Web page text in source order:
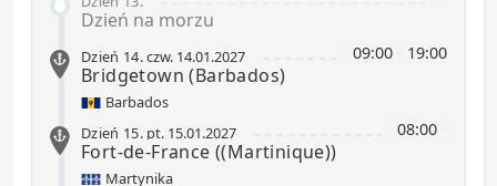
Dzień na morzu
09:00 19:00
Dzień 14.czw.14.01.2027
Bridgetown (Barbados)
Barbados
08:00
Dzień 15. pt.15.01.2027
Fort-de-France((Martinique))
Martynika